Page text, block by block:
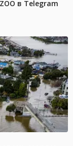
в Telegram